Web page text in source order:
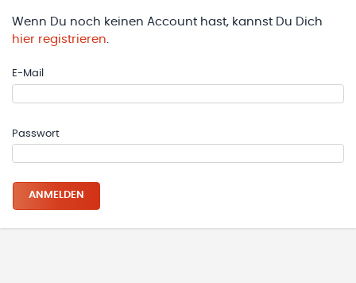
Wenn Du noch keinen Account hast, kannst Du Dich
hier registrieren.
E-Mail
Passwort
ANMELDEN